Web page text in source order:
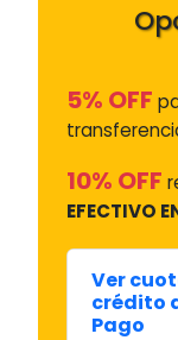
5% OFF
10% OFF
EFECTIVO
Ver
crédito
Pago